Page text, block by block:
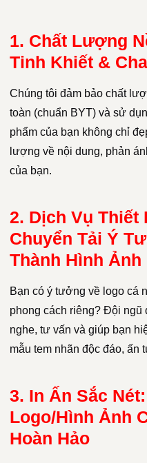
1. Chất Lượng
Tinh Khiết &
Chúng tôi đảm bảo chất
toàn (chuẩn BYT) và sử
phẩm của bạn không chỉ
lượng về nội dung, phản
của bạn.
2. Dịch Vụ Thiết
Chuyển Tải Ý
Thành Hình Ảnh
Bạn có ý tưởng về logo cá
phong cách riêng? Đội ngũ
nghe, tư vấn và giúp bạn
mẫu tem nhãn độc đáo, ấn
3. In Ấn Sắc
Logo/Hình Ảnh
Hoàn Hảo